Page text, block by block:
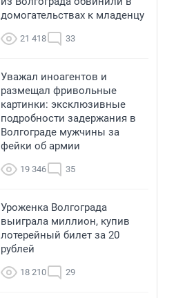
домогательствах к младенцу
21 418 33
Уважал иноагентов и
размещал фривольные
картинки: эксклюзивные
подробности задержания в
Волгограде мужчины за
фейки об армии
19 346 35
Уроженка Волгограда
выиграла миллион, купив
лотерейный билет за 20
рублей
18 210 29